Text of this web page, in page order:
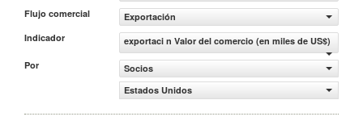
Flujo comercial
Exportación
Indicador
exportaci n Valor del comercio (en miles de US$)
Por
Socios
Estados Unidos